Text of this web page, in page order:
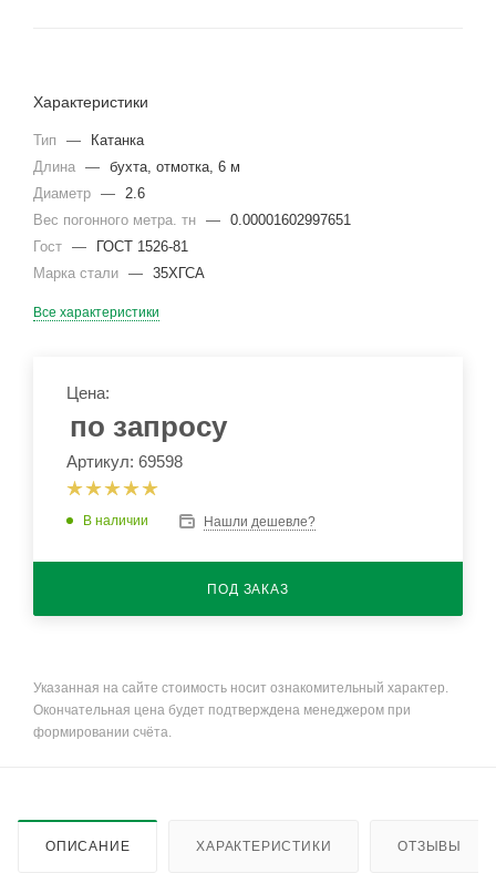
Характеристики
Тип —
Катанка
Длина — бухта, отмотка, 6 м
Диаметр — 2.6
Вес погонного метра. тн — 0.00001602997651
Гост —
ГОСТ 1526-81
Марка стали — 35ХГСА
Все характеристики
Цена:
по запросу
Артикул: 69598
В наличии Нашли дешевле?
ПОД ЗАКАЗ
Указанная на сайте стоимость носит ознакомительный характер.
Окончательная цена будет подтверждена менеджером при
формировании счёта.
ОПИСАНИЕ ХАРАКТЕРИСТИКИ ОТЗЫВЫ